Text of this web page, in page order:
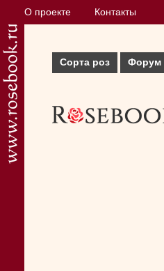
О проекте Контакты
Сорта роз Форум